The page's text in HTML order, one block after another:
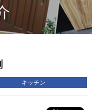
キッチン